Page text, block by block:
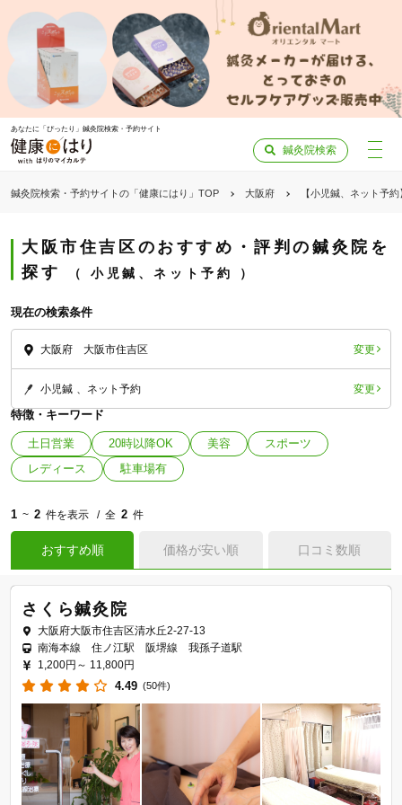
あなたに「ぴったり」鍼灸院検索・予約サイト
鍼灸院検索
鍼灸院検索・予約サイトの「健康にはり」TOP 大阪府 【小児鍼、ネット予
大阪市住吉区のおすすめ・評判の鍼灸院を
探す
小児鍼、ネット予約
現在の検索条件
大阪府 大阪市住吉区 変更
小児鍼 ネット予約 変更
特徴・キーワード
土日営業 20時以降OK 美容
スポーツ
レディース
駐車場有
1 ~ 2 件を表示 全 2 件
おすすめ順 価格が安い順 口コミ数順
さくら鍼灸院
大阪府大阪市住吉区清水丘2-27-13
南海本線 住ノ江駅 阪堺線 我孫子道駅
1,200円～ 11,800円
4.49 (50件)
「健康にはりを見た」